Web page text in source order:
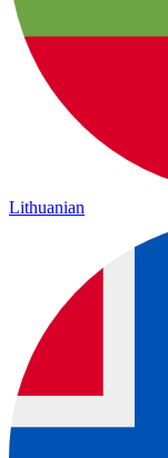
Lithuanian